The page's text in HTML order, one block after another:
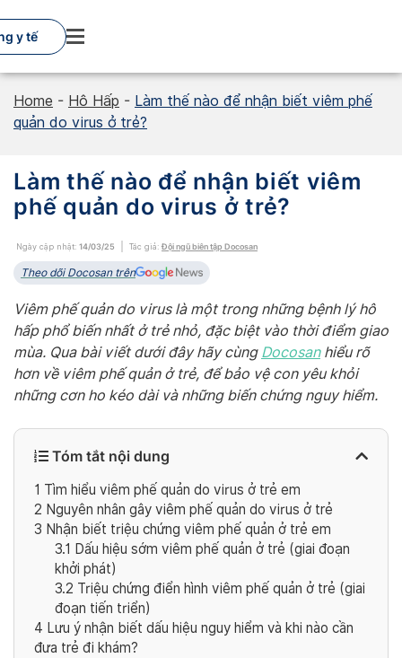
to
content
y tế
Home - Hô Hấp - Làm thế nào để nhận biết viêm phế
quản do virus ở trẻ?
Làm thế nào để nhận biết viêm
phế quản do virus ở trẻ?
Ngày cập nhật: 14/03/25 Tác giả: Đội ngũ biên tập Docosan
Theo dõi Docosan trên
Viêm phế quản do virus là một trong những bệnh lý hô
hấp phổ biến nhất ở trẻ nhỏ, đặc biệt vào thời điểm giao
mùa. Qua bài viết dưới đây hãy cùng Docosanhiểu rõ
hơn về viêm phế quản ở trẻ, để bảo vệ con yêu khỏi
những cơn ho kéo dài và những biến chứng nguy hiểm.
Tóm tắt nội dung
1 Tìm hiểu viêm phế quản do virus ở trẻ em
2 Nguyên nhân gây viêm phế quản do virus ở trẻ
3 Nhận biết triệu chứng viêm phế quản ở trẻ em
3.1 Dấu hiệu sớm viêm phế quản ở trẻ (giai đoạn
khởi phát)
3.2 Triệu chứng điển hình viêm phế quản ở trẻ (giai
đoạn tiến triển)
4 Lưu ý nhận biết dấu hiệu nguy hiểm và khi nào cần
đưa trẻ đi khám?